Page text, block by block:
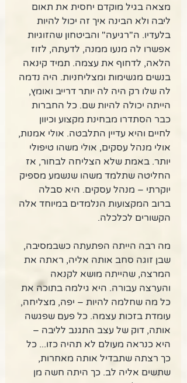
מצאה בגיל מוקדם יחסית את תאום
ליבה ולא הבינה איך זה יכול להיות
בלעדיו. ה"רגיעה" והביטחון שהזוגיות
אפשרו לה מנעו ממנה, לדעתה, לזוז
הלאה, לדחוף את עצמה. תמיד קינאה
בנשים מגשימות ומצליחניות. היה נדמה
לה שלו רק היה לה יותר דרייב ואומץ,
הייתה יכולה להיות שם. כל החברות
כבר הסתדרו מבחינת מקצוע וכיוון
לחיים והיא עדיין התלבטה. אולי אמנות,
אולי מנהל עסקים, אולי משהו טיפולי
יותר. באמת שלא הצליחה לבחור, אז
החליטה שתלמד משהו שנשמע מספיק
יוקרתי – מנהל עסקים. היא סבלה
ברוב המקצועות הנלמדים במיוחד אלה
הקשורים לכלכלה.
מה רבה הייתה הפתעתה כשבמסיבה,
שבן זוגה סחב אותה אליה, ראתה את
המרצה, שהייתה מושא לקנאה
והערצה עבורה. היא גילמה בתוכה את
כל מה שחלמה להיות – יפה, מצליחה,
עומדת בזכות עצמה. כל פעם שפגשה
אותה, דוק של עצב התגנב לליבה –
היא כנראה מעולם לא תהיה כזו... כל
כך רצתה שתבדיל אותה מאחרות,
שתשים אליה לב. כך היתה חשה מן